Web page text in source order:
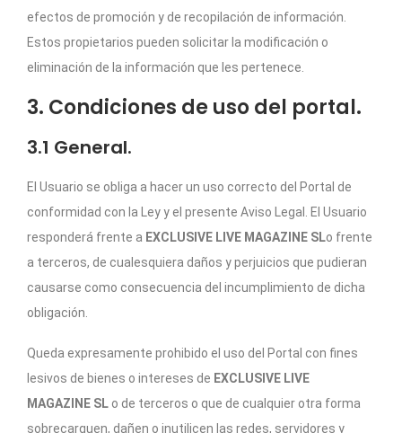
efectos de promoción y de recopilación de información.
Estos propietarios pueden solicitar la modificación o
eliminación de la información que les pertenece.
3. Condiciones de uso del portal.
3.1 General.
El Usuario se obliga a hacer un uso correcto del Portal de
conformidad con la Ley y el presente Aviso Legal. El Usuario
responderá frente a EXCLUSIVE LIVE MAGAZINE SLo frente
a terceros, de cualesquiera daños y perjuicios que pudieran
causarse como consecuencia del incumplimiento de dicha
obligación.
Queda expresamente prohibido el uso del Portal con fines
lesivos de bienes o intereses de EXCLUSIVE LIVE
MAGAZINE SL o de terceros o que de cualquier otra forma
sobrecarguen, dañen o inutilicen las redes, servidores y